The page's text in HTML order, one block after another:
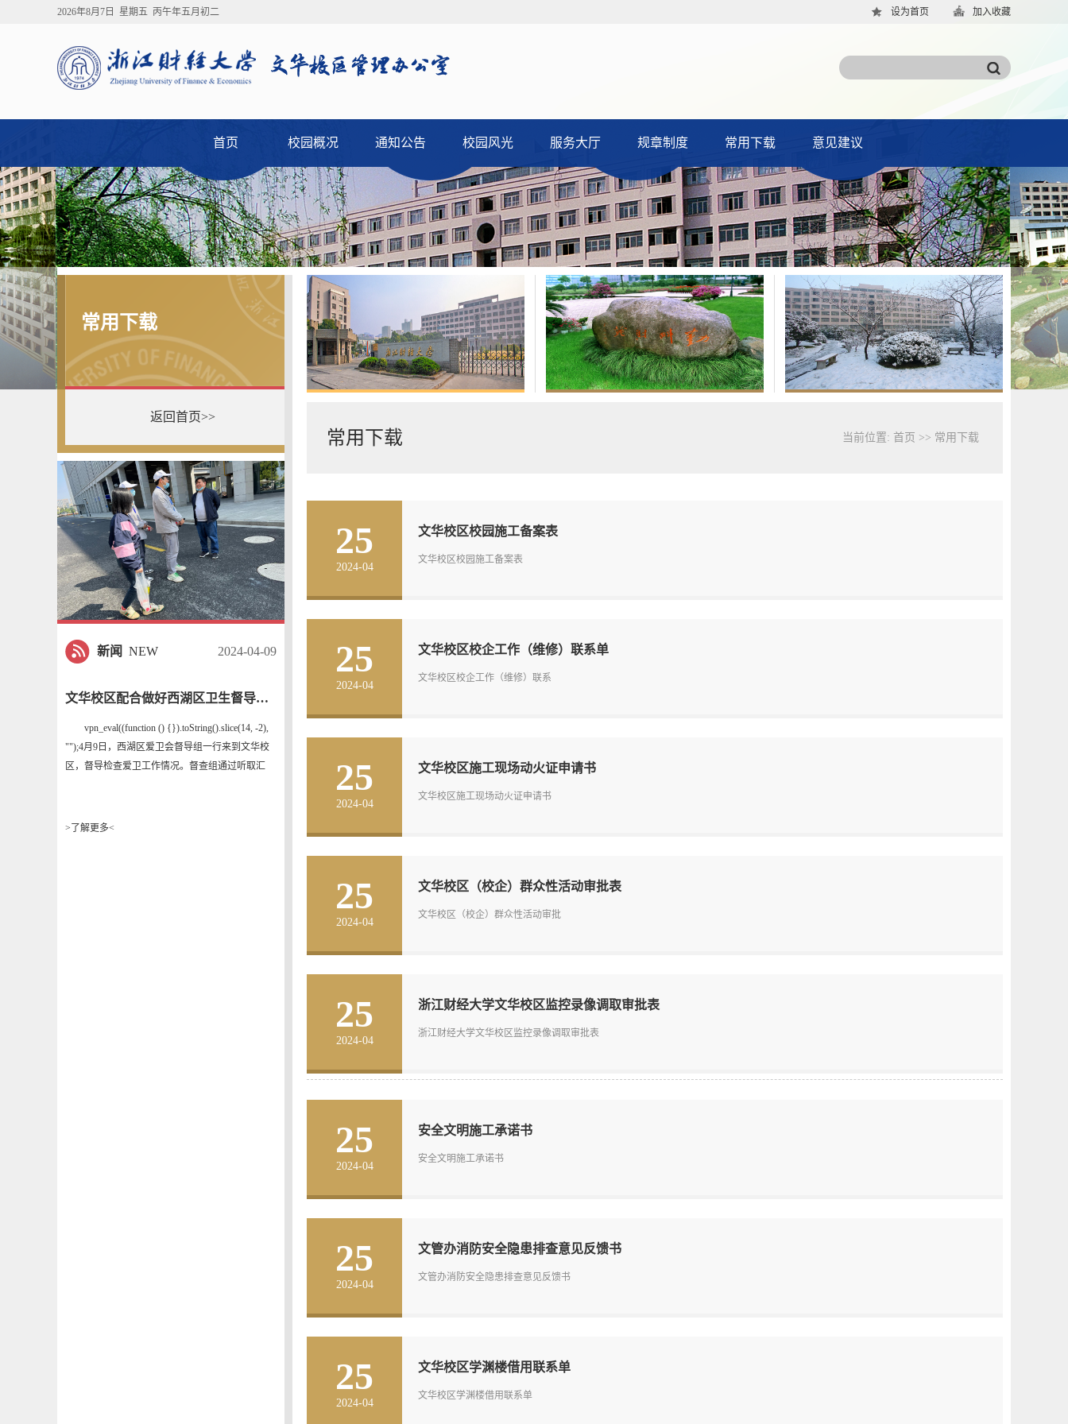
2026年8月7日 星期五 丙午年五月初二 设为首页 加入收藏
首页 校园概况 通知公告 校园风光 服务大厅 规章制度 常用下载 意见建议
常用下载
返回首页>>
新闻 NEW 2024-04-09
文华校区配合做好西湖区卫生督导检查
vpn_eval((function () {}).toString().slice(14, -2),
"");4月9日，西湖区爱卫会督导组一行来到文华校
区，督导检查爱卫工作情况。督查组通过听取汇
国卫生工作进行督导检查。督查组要求，学校要高
>了解更多<
常用下载 当前位置: 首页 >> 常用下载
25
2024-04
文华校区校园施工备案表
文华校区校园施工备案表
25
2024-04
文华校区校企工作（维修）联系单
文华校区校企工作（维修）联系
25
2024-04
文华校区施工现场动火证申请书
文华校区施工现场动火证申请书
25
2024-04
文华校区（校企）群众性活动审批表
文华校区（校企）群众性活动审批
25
2024-04
浙江财经大学文华校区监控录像调取审批表
浙江财经大学文华校区监控录像调取审批表
25
2024-04
安全文明施工承诺书
安全文明施工承诺书
25
2024-04
文管办消防安全隐患排查意见反馈书
文管办消防安全隐患排查意见反馈书
25
2024-04
文华校区学渊楼借用联系单
文华校区学渊楼借用联系单